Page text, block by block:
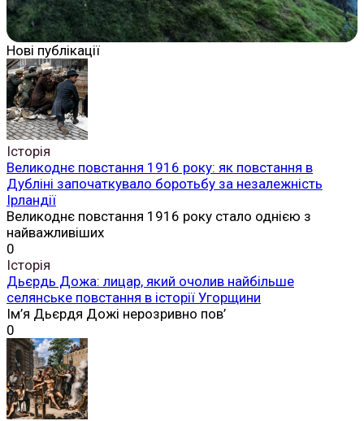
Нові публікації
Історія
Великоднє повстання 1916 року: як повстання в
Дубліні започаткувало боротьбу за незалежність
Ірландії
Великоднє повстання 1916 року стало однією з
найважливіших
0
Історія
Дьєрдь Дожа: лицар, який очолив найбільше
селянське повстання в історії Угорщини
Ім’я Дьєрдя Дожі нерозривно пов’
0